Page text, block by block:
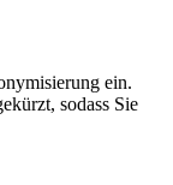
ein.
sodass Sie